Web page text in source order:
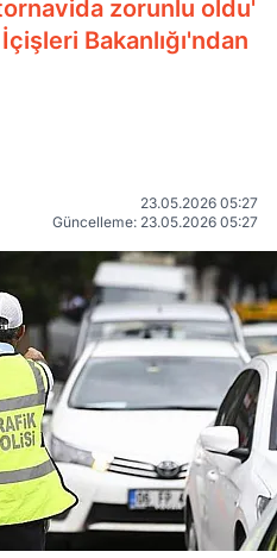
zorunlu oldu'
Bakanlığı'ndan
23.05.2026 05:27
Güncelleme: 23.05.2026 05:27